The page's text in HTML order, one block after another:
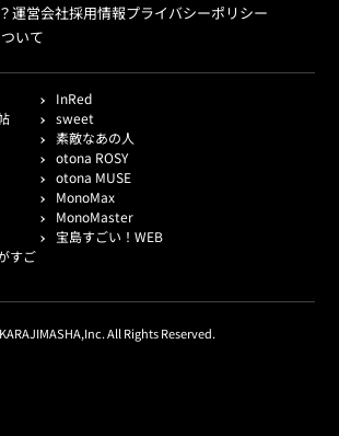
運営会社採用情報プライバシーポリシー
いて
InRed
sweet
素敵なあの人
otona ROSY
otona MUSE
MonoMax
MonoMaster
宝島すごい！WEB
すご
All Rights Reserved.